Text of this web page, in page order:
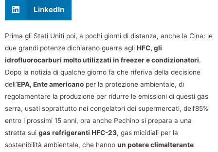
LinkedIn
Prima gli Stati Uniti poi, a pochi giorni di distanza, anche la Cina: le
due grandi potenze dichiarano guerra agli HFC, gli
idrofluorocarburi molto utilizzati in freezer e condizionatori.
Dopo la notizia di qualche giorno fa che riferiva della decisione
dell’EPA, Ente americano per la protezione ambientale, di
regolamentare la produzione per ridurre le emissioni di questi gas
serra, usati soprattutto nei congelatori dei supermercati, dell’85%
entro i prossimi 15 anni, ora anche Pechino si prepara a una
stretta sui gas refrigeranti HFC-23, gas micidiali per la
sostenibilità ambientale, che hanno un potere climalterante